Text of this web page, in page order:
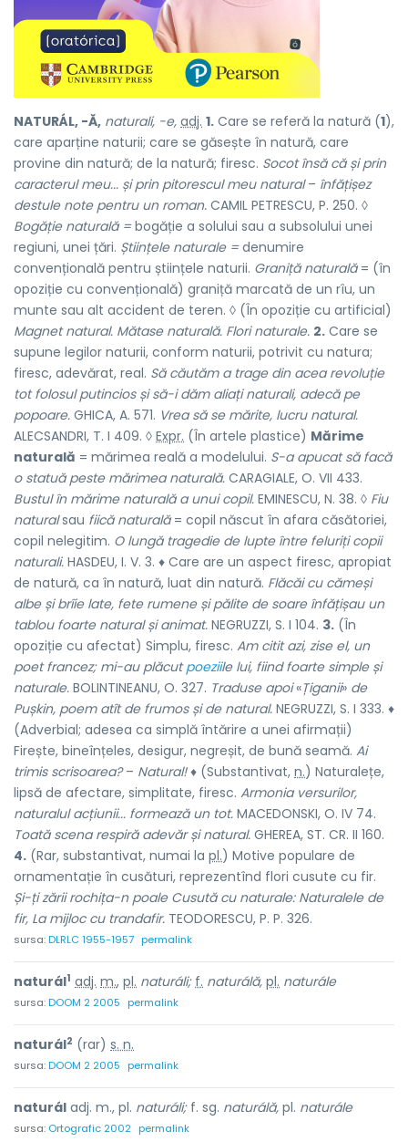
NATURÁL, -Ă, naturali, -e, adj. 1. Care se referă la natură (1),
care aparține naturii; care se găsește în natură, care
provine din natură; de la natură; firesc. Socot însă că și prin
caracterul meu... și prin pitorescul meu natural– înfățișez
destule note pentru un roman. CAMIL PETRESCU, P. 250. ◊
Bogăție naturală =bogăție a solului sau a subsolului unei
regiuni, unei țări. Științele naturale =denumire
convențională pentru științele naturii. Graniță naturală= (în
opoziție cu convențională) graniță marcată de un rîu, un
munte sau alt accident de teren. ◊ (În opoziție cu artificial)
Magnet natural. Mătase naturală. Flori naturale. 2. Care se
supune legilor naturii, conform naturii, potrivit cu natura;
firesc, adevărat, real. Să căutăm a trage din acea revoluție
tot folosul putincios și să-i dăm aliați naturali, adecă pe
popoare. GHICA, A. 571. Vrea să se mărite, lucru natural.
ALECSANDRI, T. I 409. ◊ Expr. (În artele plastice) Mărime
naturală = mărimea reală a modelului. S-a apucat să facă
o statuă peste mărimea naturală. CARAGIALE, O. VII 433.
Bustul în mărime naturală a unui copil. EMINESCU, N. 38. ◊ Fiu
naturalsau fiică naturală= copil născut în afara căsătoriei,
copil nelegitim. O lungă tragedie de lupte între feluriți copii
naturali. HASDEU, I. V. 3. ♦ Care are un aspect firesc, apropiat
de natură, ca în natură, luat din natură. Flăcăi cu cămeși
albe și brîie late, fete rumene și pălite de soare înfățișau un
tablou foarte natural și animat. NEGRUZZI, S. I 104. 3. (În
opoziție cu afectat) Simplu, firesc. Am citit azi, zise el, un
poet francez; mi-au plăcutpoeziile lui, fiind foarte simple și
naturale. BOLINTINEANU, O. 327. Traduse apoi«Țiganii» de
Pușkin, poem atît de frumos și de natural. NEGRUZZI, S. I 333. ♦
(Adverbial; adesea ca simplă întărire a unei afirmații)
Firește, bineînțeles, desigur, negreșit, de bună seamă. Ai
trimis scrisoarea?– Natural!♦ (Substantivat, n.) Naturalețe,
lipsă de afectare, simplitate, firesc. Armonia versurilor,
naturalul acțiunii... formează un tot. MACEDONSKI, O. IV 74.
Toată scena respiră adevăr și natural. GHEREA, ST. CR. II 160.
4. (Rar, substantivat, numai la pl.) Motive populare de
ornamentație în cusături, reprezentînd flori cusute cu fir.
Și-ți zării rochița-n poale Cusută cu naturale: Naturalele de
fir, La mijloc cu trandafir. TEODORESCU, P. P. 326.
sursa:DLRLC 1955-1957 permalink
naturál1 adj. m., pl. naturáli; f. naturálă, pl. naturále
sursa:DOOM 2 2005 permalink
naturál2 (rar) s. n.
sursa:DOOM 2 2005 permalink
naturál adj. m., pl. naturáli;f. sg. naturálă, pl. naturále
sursa: Ortografic 2002 permalink